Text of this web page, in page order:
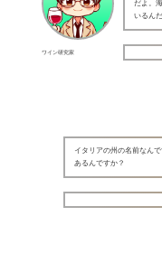
ワイン研究家
だよ。
いるんだ
イタリアの州の名前なん
あるんですか？